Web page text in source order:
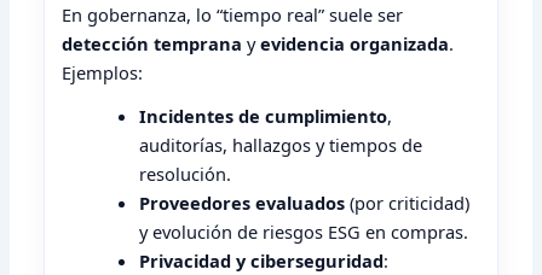
En gobernanza, lo “tiempo real” suele ser
detección temprana yevidencia organizada.
Ejemplos:
Incidentes de cumplimiento,
auditorías, hallazgos y tiempos de
resolución.
Proveedores evaluados (por criticidad)
y evolución de riesgos ESG en compras.
Privacidad y ciberseguridad: